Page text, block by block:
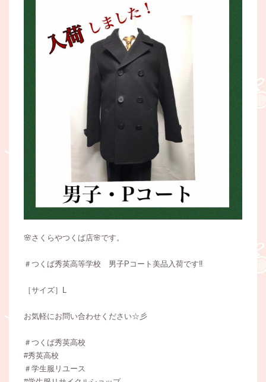
🌸さくらやつくば店🌸です。
＃つくば秀英高等学校 男子Pコート美品入荷です‼️
［サイズ］L
お気軽にお問い合わせください☆彡
＃つくば秀英高校
#秀英高校
＃学生服リユース